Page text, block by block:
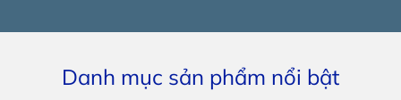
Danh mục sản phẩm nổi bật